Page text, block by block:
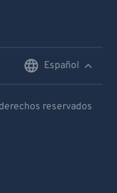
Español
reservados